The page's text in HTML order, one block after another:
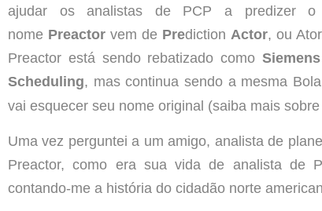
ajudar os analistas de PCP a predizer
nome Preactor vem de PredictionActor, ou
Preactor está sendo rebatizado como
Scheduling, mas continua sendo a mesma
vai esquecer seu nome original (saiba mais
Uma vez perguntei a um amigo, analista de
Preactor, como era sua vida de analista de
contando-me a história do cidadão norte